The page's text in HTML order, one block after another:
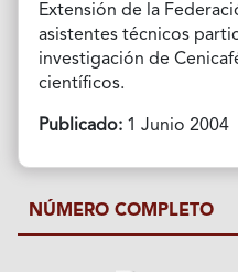
Extensión de la
asistentes técnicos
investigación de
científicos.
Publicado:1 Junio 2004
NÚMERO COMPLETO